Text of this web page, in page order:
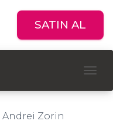
SATIN AL
Andrei Zorin